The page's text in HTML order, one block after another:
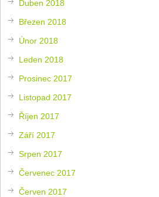
Duben 2018
Březen 2018
Únor 2018
Leden 2018
Prosinec 2017
Listopad 2017
Říjen 2017
Září 2017
Srpen 2017
Červenec 2017
Červen 2017